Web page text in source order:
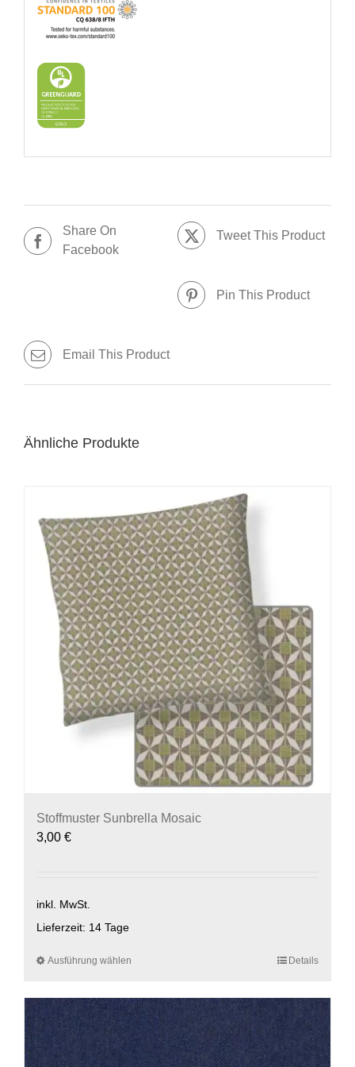
Share On
Facebook
Tweet This Product
Pin This Product
Email This Product
Ähnliche Produkte
Stoffmuster Sunbrella Mosaic
3,00 €
inkl. MwSt.
Lieferzeit: 14 Tage
Ausführung wählen
weist
mehrere
Varianten
Details